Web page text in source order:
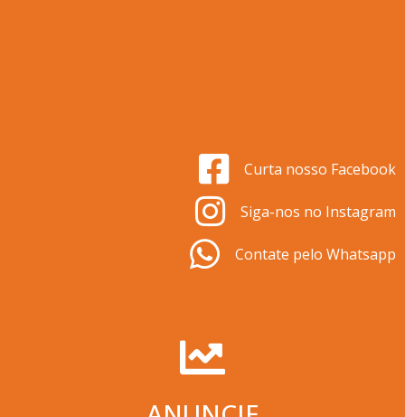
Curta nosso Facebook
Siga-nos no Instagram
Contate pelo Whatsapp